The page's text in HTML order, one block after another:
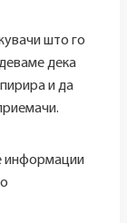
што го
дека
и да
информации